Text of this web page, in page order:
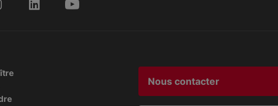
Nous contacter